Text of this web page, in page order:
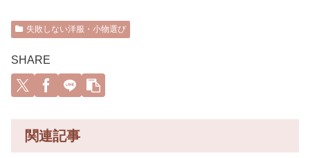
失敗しない洋服・小物選び
SHARE
関連記事